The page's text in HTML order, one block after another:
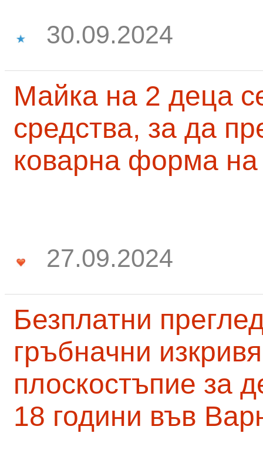
30.09.2024
Майка на 2 деца
средства, за да
коварна форма на
27.09.2024
Безплатни
гръбначни
плоскостъпие за
18 години във